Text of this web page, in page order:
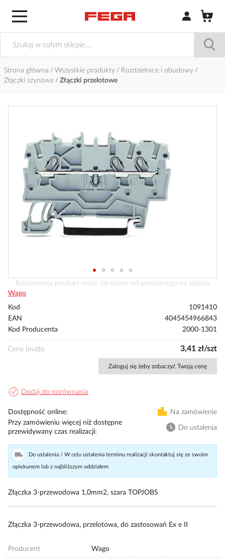
Zaloguj się /
Strona główna Wszystkie produkty
Rozdzielnice i obudowy
Złączki szynowe
Złączki przelotowe
Przejdź
na
początek
Rzeczywisty produkt może się różnić od pokazanego na zdjęciu
Wago
Kod
1091410
EAN
4045454966843
Kod Producenta
2000-1301
Cena brutto 3,41 zł/szt
Zaloguj się żeby zobaczyć Twoją cenę
Dodaj do porównania
Dostępność online
Na zamówienie
Przy zamówieniu więcej niż dostępne
przewidywany czas realizacji
Do ustalenia
Do ustalenia / W celu ustalenia terminu realizacji skontaktuj się ze swoim
opiekunem lub z najbliższym oddziałem
Złączka 3-przewodowa 1,0mm2, szara TOPJOBS
Złączka 3-przewodowa, przelotowa, do zastosowań Ex e II
Producent
Wago